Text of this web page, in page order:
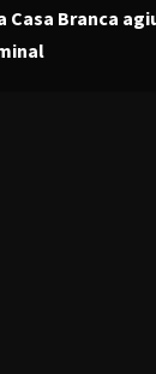
Casa Branca